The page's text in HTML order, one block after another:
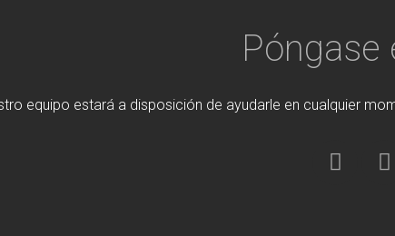
equipo estará a disposición de ayudarle en cualquier